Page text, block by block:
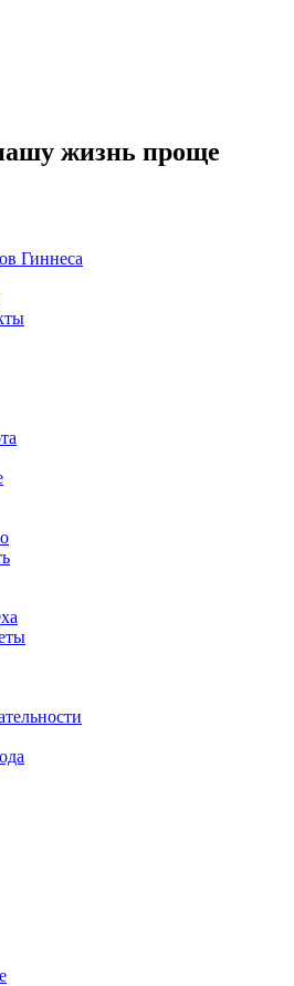
жизнь проще
Гиннеса